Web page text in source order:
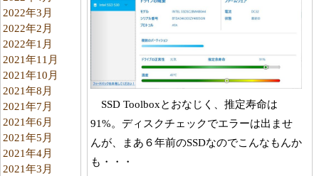
2022年3月
2022年2月
2022年1月
2021年11月
2021年10月
2021年8月
2021年7月
2021年6月
2021年5月
2021年4月
2021年3月
SSD Toolboxとおなじく、推定寿命は
91%。ディスクチェックでエラーは出ませ
んが、まあ６年前のSSDなのでこんなもんか
も・・・